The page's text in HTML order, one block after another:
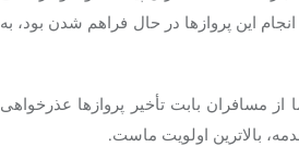
این پروازها در حال فراهم شدن بود، به
مسافران بابت تأخیر پروازها عذرخواهی
بالاترین اولویت ماست.